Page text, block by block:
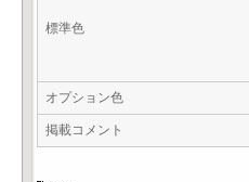
標準色
オプション色
掲載コメント